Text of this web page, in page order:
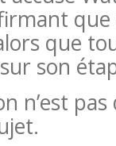
que
son
n’est